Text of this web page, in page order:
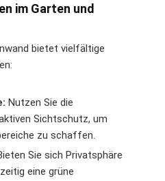
im Garten und
bietet vielfältige
Nutzen Sie die
Sichtschutz, um
zu schaffen.
Sie sich Privatsphäre
eine grüne